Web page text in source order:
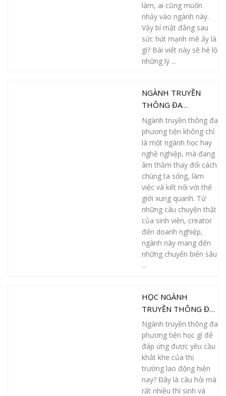
làm, ai cũng muốn
nhảy vào ngành này.
Vậy bí mật đằng sau
sức hút mạnh mẽ ấy là
gì? Bài viết này sẽ hé lộ
những lý ...
NGÀNH TRUYỀN
THÔNG ĐA
PHƯƠNG TIỆN
ĐANG THAY ĐỔI
CUỘC SỐNG CHÚNG
TA NHƯ THẾ NÀO?
CÂU CHUYỆN THẬT!
Ngành truyền thông đa
phương tiện không chỉ
là một ngành học hay
nghề nghiệp, mà đang
âm thầm thay đổi cách
chúng ta sống, làm
việc và kết nối với thế
giới xung quanh. Từ
những câu chuyện thật
của sinh viên, creator
đến doanh nghiệp,
ngành này mang đến
những chuyển biến sâu
...
HỌC NGÀNH
TRUYỀN THÔNG ĐA
PHƯƠNG TIỆN: HỌC
LÝ THUYẾT HAY
THỰC HÀNH MỚI LÀ
QUAN TRỌNG?
Ngành truyền thông đa
phương tiện học gì để
đáp ứng được yêu cầu
khắt khe của thị
trường lao động hiện
nay? Đây là câu hỏi mà
rất nhiều thí sinh và